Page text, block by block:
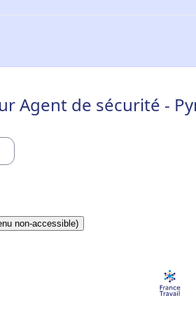
Agent de sécurité -
non-accessible)